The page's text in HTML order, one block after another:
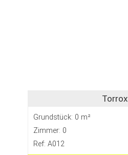
Torrox
Grundstück: 0 m²
Zimmer: 0
Ref: A012